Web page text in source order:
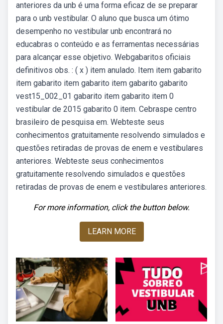
anteriores da unb é uma forma eficaz de se preparar
para o unb vestibular. O aluno que busca um ótimo
desempenho no vestibular unb encontrará no
educabras o conteúdo e as ferramentas necessárias
para alcançar esse objetivo. Webgabaritos oficiais
definitivos obs. : ( x ) item anulado. Item item gabarito
item gabarito item gabarito item gabarito gabarito
vest15_002_01 gabarito item gabarito item 0
vestibular de 2015 gabarito 0 item. Cebraspe centro
brasileiro de pesquisa em. Webteste seus
conhecimentos gratuitamente resolvendo simulados e
questões retiradas de provas de enem e vestibulares
anteriores. Webteste seus conhecimentos
gratuitamente resolvendo simulados e questões
retiradas de provas de enem e vestibulares anteriores.
For more information, click the button below.
LEARN MORE